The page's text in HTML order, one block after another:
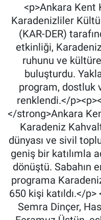
<p>Ankara Kent
Karadenizliler
(KAR-DER)
etkinliği,
ruhunu ve
buluşturdu.
program, dostluk
renklendi.</
</strong>Ankara
Karadeniz
dünyası ve sivil
geniş bir katılımla
dönüştü. Sabahın
programa
650 kişi katıldı.</
Semra Dinçer,
EKONOMİ
SAĞLIK
ASTROLOJİ
BLOG
Tüm Manşetler
Son Dakika
Haber Arşivi